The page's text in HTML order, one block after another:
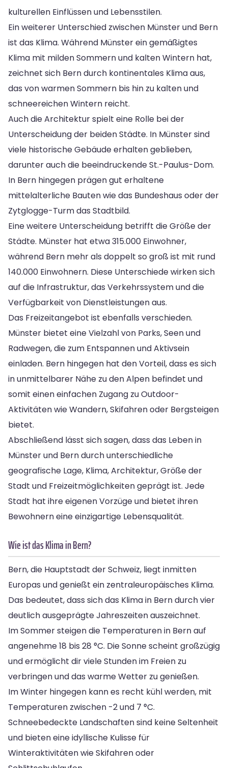
kulturellen Einflüssen und Lebensstilen.
Ein weiterer Unterschied zwischen Münster und Bern
ist das Klima. Während Münster ein gemäßigtes
Klima mit milden Sommern und kalten Wintern hat,
zeichnet sich Bern durch kontinentales Klima aus,
das von warmen Sommern bis hin zu kalten und
schneereichen Wintern reicht.
Auch die Architektur spielt eine Rolle bei der
Unterscheidung der beiden Städte. In Münster sind
viele historische Gebäude erhalten geblieben,
darunter auch die beeindruckende St.-Paulus-Dom.
In Bern hingegen prägen gut erhaltene
mittelalterliche Bauten wie das Bundeshaus oder der
Zytglogge-Turm das Stadtbild.
Eine weitere Unterscheidung betrifft die Größe der
Städte. Münster hat etwa 315.000 Einwohner,
während Bern mehr als doppelt so groß ist mit rund
140.000 Einwohnern. Diese Unterschiede wirken sich
auf die Infrastruktur, das Verkehrssystem und die
Verfügbarkeit von Dienstleistungen aus.
Das Freizeitangebot ist ebenfalls verschieden.
Münster bietet eine Vielzahl von Parks, Seen und
Radwegen, die zum Entspannen und Aktivsein
einladen. Bern hingegen hat den Vorteil, dass es sich
in unmittelbarer Nähe zu den Alpen befindet und
somit einen einfachen Zugang zu Outdoor-
Aktivitäten wie Wandern, Skifahren oder Bergsteigen
bietet.
Abschließend lässt sich sagen, dass das Leben in
Münster und Bern durch unterschiedliche
geografische Lage, Klima, Architektur, Größe der
Stadt und Freizeitmöglichkeiten geprägt ist. Jede
Stadt hat ihre eigenen Vorzüge und bietet ihren
Bewohnern eine einzigartige Lebensqualität.
Wie ist das Klima in Bern?
Bern, die Hauptstadt der Schweiz, liegt inmitten
Europas und genießt ein zentraleuropäisches Klima.
Das bedeutet, dass sich das Klima in Bern durch vier
deutlich ausgeprägte Jahreszeiten auszeichnet.
Im Sommer steigen die Temperaturen in Bern auf
angenehme 18 bis 28 °C. Die Sonne scheint großzügig
und ermöglicht dir viele Stunden im Freien zu
verbringen und das warme Wetter zu genießen.
Im Winter hingegen kann es recht kühl werden, mit
Temperaturen zwischen -2 und 7 °C.
Schneebedeckte Landschaften sind keine Seltenheit
und bieten eine idyllische Kulisse für
Winteraktivitäten wie Skifahren oder